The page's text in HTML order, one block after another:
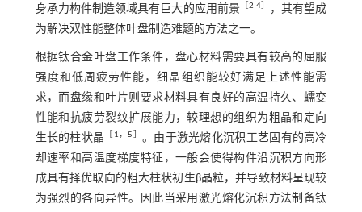
身承力构件制造领域具有巨大的应用前景［ 2-4］
，其有望成
为解决双性能整体叶盘制造难题的方法之一。
根据钛合金叶盘工作条件，盘心材料需要具有较高的屈服
强度和低周疲劳性能，细晶组织能较好满足上述性能需
求，而盘缘和叶片则要求材料具有良好的高温持久、蠕变
性能和抗疲劳裂纹扩展能力，较理想的组织为粗晶和定向
生长的柱状晶
1，5
。由于激光熔化沉积工艺固有的高冷
却速率和高温度梯度特征，一般会使得构件沿沉积方向形
成具有择优取向的粗大柱状初生β晶粒，并导致材料呈现较
为强烈的各向异性。因此当采用激光熔化沉积方法制备钛